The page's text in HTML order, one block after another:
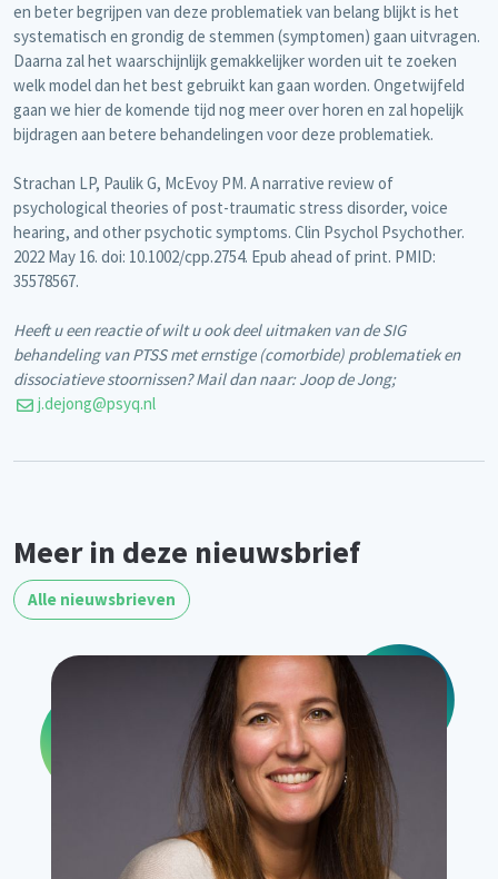
en beter begrijpen van deze problematiek van belang blijkt is het
systematisch en grondig de stemmen (symptomen) gaan uitvragen.
Daarna zal het waarschijnlijk gemakkelijker worden uit te zoeken
welk model dan het best gebruikt kan gaan worden. Ongetwijfeld
gaan we hier de komende tijd nog meer over horen en zal hopelijk
bijdragen aan betere behandelingen voor deze problematiek.
Strachan LP, Paulik G, McEvoy PM. A narrative review of
psychological theories of post-traumatic stress disorder, voice
hearing, and other psychotic symptoms. Clin Psychol Psychother.
2022 May 16. doi: 10.1002/cpp.2754. Epub ahead of print. PMID:
35578567.
Heeft u een reactie of wilt u ook deel uitmaken van de SIG
behandeling van PTSS met ernstige (comorbide) problematiek en
dissociatieve stoornissen?Mail dan naar: Joop de Jong;
j.dejong@psyq.nl
Meer in deze nieuwsbrief
Alle nieuwsbrieven